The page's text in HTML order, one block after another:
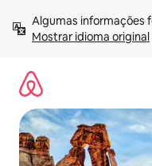
para
Mostrar idioma original